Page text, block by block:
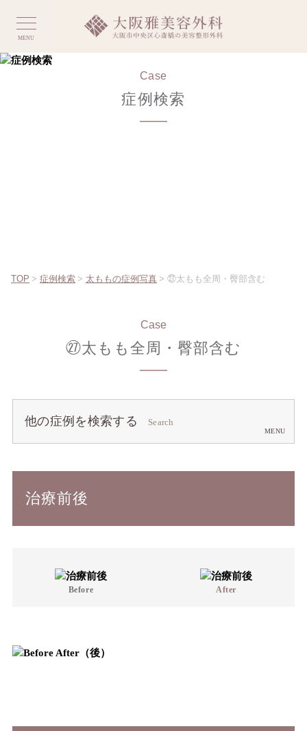
MENU
Case
症例検索
TOP > 症例検索 > 太ももの症例写真 > ㉗太もも全周・臀部含む
Case
㉗太もも全周・臀部含む
他の症例を検索する Search
治療前後
Before After